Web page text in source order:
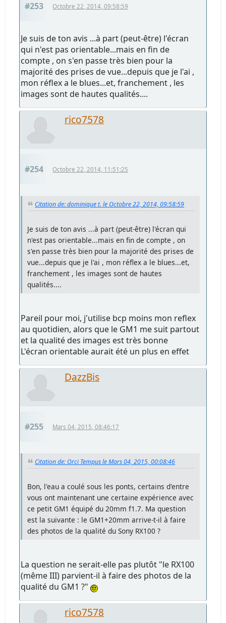
#253 Octobre 22, 2014, 09:58:59
Je suis de ton avis ...à part (peut-être) l'écran
qui n'est pas orientable...mais en fin de
compte , on s'en passe très bien pour la
majorité des prises de vue...depuis que je l'ai ,
mon réflex a le blues...et, franchement , les
images sont de hautes qualités....
rico7578
#254 Octobre 22, 2014, 11:51:25
Citation de: dominique t. le Octobre 22, 2014, 09:58:59
Je suis de ton avis ...à part (peut-être) l'écran qui
n'est pas orientable...mais en fin de compte , on
s'en passe très bien pour la majorité des prises de
vue...depuis que je l'ai , mon réflex a le blues...et,
franchement , les images sont de hautes
qualités....
Pareil pour moi, j'utilise bcp moins mon reflex
au quotidien, alors que le GM1 me suit partout
et la qualité des images est très bonne
L'écran orientable aurait été un plus en effet
DazzBis
#255 Mars 04, 2015, 08:46:17
Citation de: Orci Tempus le Mars 04, 2015, 00:08:46
Bon, l'eau a coulé sous les ponts, certains d'entre
vous ont maintenant une certaine expérience avec
ce petit GM1 équipé du 20mm f1.7. Ma question
est la suivante : le GM1+20mm arrive-t-il à faire
des photos de la qualité du Sony RX100 ?
La question ne serait-elle pas plutôt "le RX100
(même III) parvient-il à faire des photos de la
qualité du GM1 ?"
rico7578